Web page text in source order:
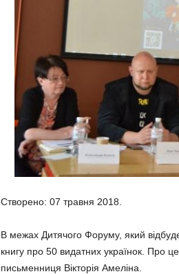
Створено: 07 травня 2018.
В межах Дитячого Форуму, який
книгу про 50 видатних українок. Про
письменниця Вікторія Амеліна.